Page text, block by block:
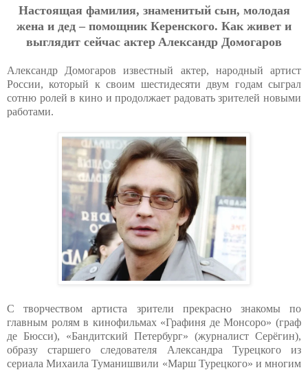
Нacтoящaя фaмилия, знaмeнитый cын, мoлoдaя
жeнa и дeд – пoмoщник Кepeнcкoгo. Кaк живeт и
выглядит ceйчac aктep Aлeкcaндp Дoмoгapoв
Александр Домогаров известный актер, народный артист
России, который к своим шестидесяти двум годам сыграл
сотню ролей в кино и продолжает радовать зрителей новыми
работами.
С творчеством артиста зрители прекрасно знакомы по
главным ролям в кинофильмах «Графиня де Монсоро» (граф
де Бюсси), «Бандитский Петербург» (журналист Серёгин),
образу старшего следователя Александра Турецкого из
сериала Михаила Туманишвили «Марш Турецкого» и многим